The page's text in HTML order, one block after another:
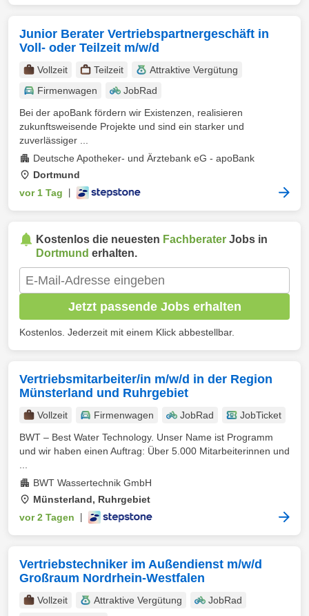
Junior Berater Vertriebspartnergeschäft in
Voll- oder Teilzeit m/w/d
Vollzeit Teilzeit
Attraktive Vergütung
Firmenwagen
JobRad
Bei der apoBank fördern wir Existenzen, realisieren
zukunftsweisende Projekte und sind ein starker und
zuverlässiger ...
Deutsche Apotheker- und Ärztebank eG - apoBank
Dortmund
vor 1 Tag
Kostenlos die neuesten Fachberater Jobs in
Dortmund erhalten.
Jetzt passende Jobs erhalten
Kostenlos. Jederzeit mit einem Klick abbestellbar.
Vertriebsmitarbeiter/in m/w/d in der Region
Münsterland und Ruhrgebiet
Vollzeit Firmenwagen JobRad
JobTicket
BWT – Best Water Technology. Unser Name ist Programm
und wir haben einen Auftrag: Über 5.000 Mitarbeiterinnen und
BWT Wassertechnik GmbH
Münsterland, Ruhrgebiet
vor 2 Tagen
Vertriebstechniker im Außendienst m/w/d
Großraum Nordrhein-Westfalen
Vollzeit Attraktive Vergütung
JobRad